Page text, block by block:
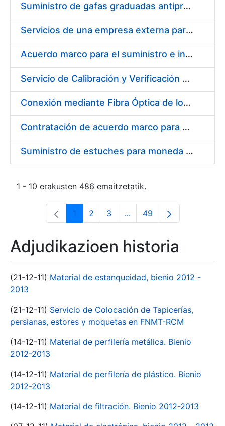
Suministro de gafas graduadas antiproyecciones para los trabajadores de la FNMT-RCM en los centros de trabajo de Madrid y Burgos
Servicios de una empresa externa para el asesoramiento y resolución de los recursos de alzada que se presentan relacionados con procesos de selección para la FNMT-RCM
Acuerdo marco para el suministro e instalación de persianas, estores y otros complementos
Servicio de Calibración y Verificación Externa de los Equipos de Medición del Servicio de Prevención de la FNMT-RCM
Conexión mediante Fibra Óptica de los Centros de Proceso de Datos (CPDs) de las sedes de la FNMT-RCM de Burgos y Madrid
Contratación de acuerdo marco para el Suministro de Material de Electricidad para la Fábrica Nacional de Moneda y Timbre-Real Casa de la Moneda en su centro de trabajo de Burgos
Suministro de estuches para moneda de 30 €
1 - 10 erakusten 486 emaitzetatik.
Orrialdea
1 Orrialdea
2 Orrialdea
3 ...Intermediate Pages Use
Orrialdea
49
Adjudikazioen historia
(21-12-11) Material de estanqueidad, bienio 2012 -
2013
(21-12-11) Servicio de Colocación de Tapicerías,
persianas, estores y moquetas en FNMT-RCM
(14-12-11) Material de perfilería metálica. Bienio
2012-2013
(14-12-11) Material de perfilería de plástico. Bienio
2012-2013
(14-12-11) Material de filtración. Bienio 2012-2013